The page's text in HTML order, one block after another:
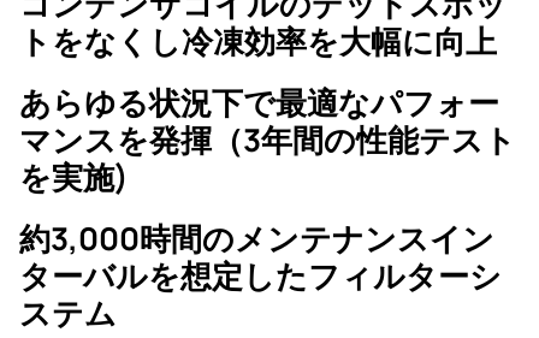
トをなくし冷凍効率を大幅に向上
あらゆる状況下で最適なパフォー
マンスを発揮（3年間の性能テスト
を実施)
約3,000時間のメンテナンスイン
ターバルを想定したフィルターシ
ステム